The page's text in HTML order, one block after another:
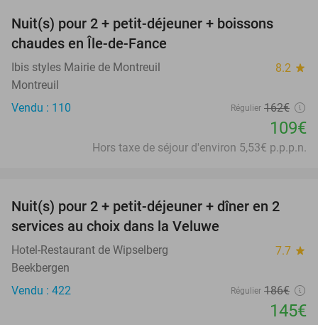
Nuit(s) pour 2 + petit-déjeuner + boissons
chaudes en Île-de-Fance
Ibis styles Mairie de Montreuil 8.2 star
Montreuil
Vendu : 110
Régulier 162€
109€
Hors taxe de séjour d'environ 5,53€ p.p.p.n.
22%
Nuit(s) pour 2 + petit-déjeuner + dîner en 2
services au choix dans la Veluwe
Hotel-Restaurant de Wipselberg 7.7 star
Beekbergen
Vendu : 422
Régulier 186€
145€